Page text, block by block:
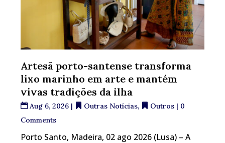
Artesã porto-santense transforma
lixo marinho em arte e mantém
vivas tradições da ilha
Aug 6, 2026 | Outras Notícias, Outros | 0
Comments
Porto Santo, Madeira, 02 ago 2026 (Lusa) – A